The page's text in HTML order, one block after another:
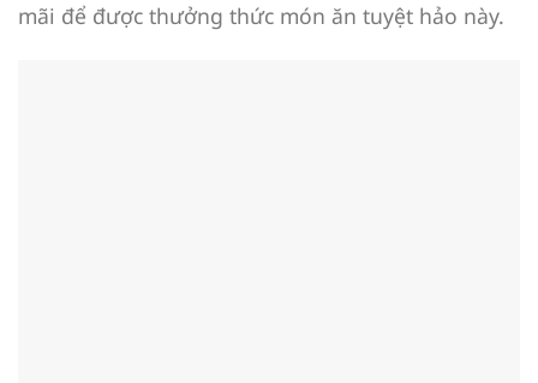
mãi để được thưởng thức món ăn tuyệt hảo này.